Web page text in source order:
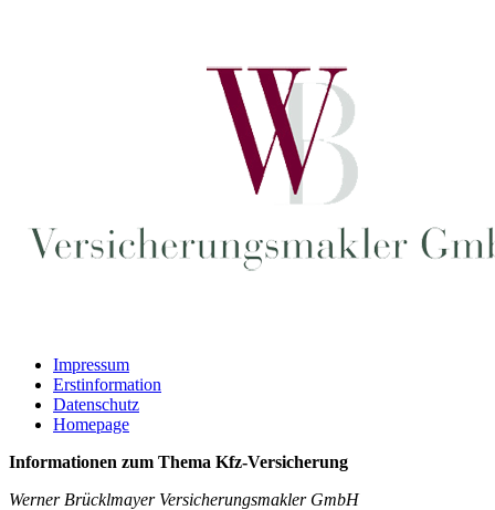
Impressum
Erstinformation
Datenschutz
Homepage
Informationen zum Thema Kfz-Versicherung
Werner Brücklmayer Versicherungsmakler GmbH